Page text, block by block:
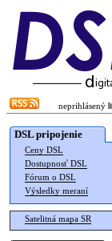
neprihlásený
DSL pripojenie
Ceny DSL
Dostupnosť DSL
Fórum o DSL
Výsledky meraní
Satelitná mapa SR